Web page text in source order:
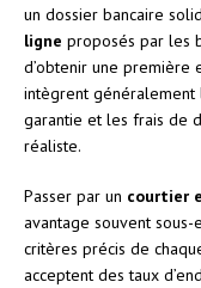
un dossier bancaire
ligne proposés par les
d’obtenir une première
intègrent généralement
garantie et les frais de
réaliste.
Passer par un courtier
avantage souvent
critères précis de
acceptent des taux